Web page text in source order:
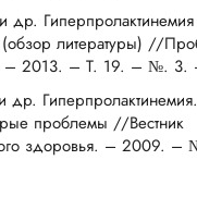
(обзор литературы) //
– 2013. – Т. 19. – №. 3.
проблемы //Вестник
здоровья. – 2009.